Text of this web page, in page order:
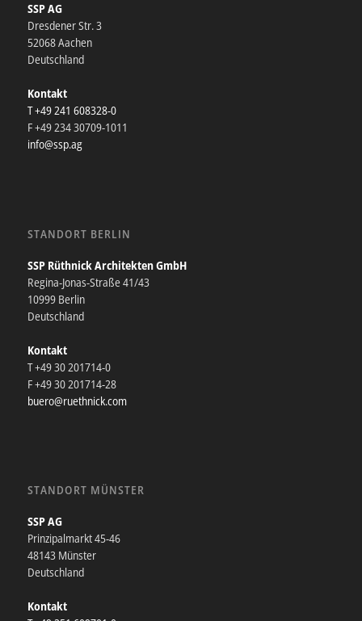
SSP AG
Dresdener Str. 3
52068 Aachen
Deutschland
Kontakt
T +49 241 608328-0
F +49 234 30709-1011
info@ssp.ag
STANDORT BERLIN
SSP Rüthnick Architekten GmbH
Regina-Jonas-Straße 41/43
10999 Berlin
Deutschland
Kontakt
T +49 30 201714-0
F +49 30 201714-28
buero@ruethnick.com
STANDORT MÜNSTER
SSP AG
Prinzipalmarkt 45-46
48143 Münster
Deutschland
Kontakt